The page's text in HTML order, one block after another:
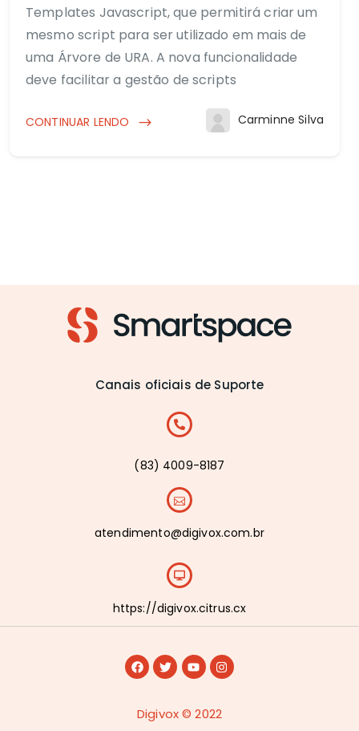
Templates Javascript, que permitirá criar um
mesmo script para ser utilizado em mais de
uma Árvore de URA. A nova funcionalidade
deve facilitar a gestão de scripts
CONTINUAR LENDO Carminne Silva
Canais oficiais de Suporte
(83) 4009-8187
atendimento@digivox.com.br
https://digivox.citrus.cx
Digivox © 2022